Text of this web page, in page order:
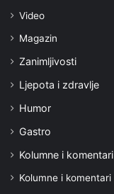
Video
Magazin
Zanimljivosti
Ljepota i zdravlje
Humor
Gastro
Kolumne i komentari
Kolumne i komentari